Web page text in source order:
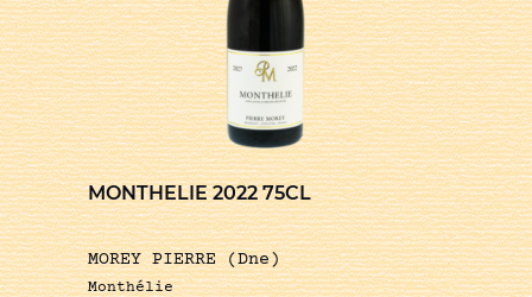
MONTHELIE 2022 75CL
MOREY PIERRE (Dne)
Monthélie